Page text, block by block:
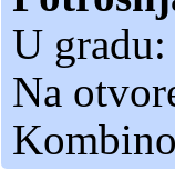
U gradu:
Na